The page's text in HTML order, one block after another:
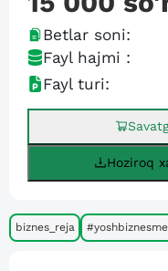
Betlar soni:
Fayl hajmi :
Fayl turi:
Hoziroq
biznes_reja